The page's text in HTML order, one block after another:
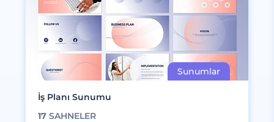
İş Planı Sunumu
17 SAHNELER